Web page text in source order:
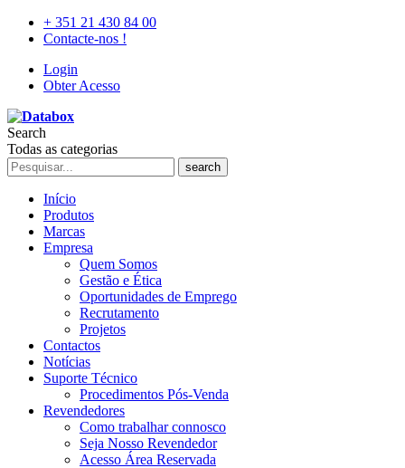
+ 351 21 430 84 00
Contacte-nos !
Login
Obter Acesso
Search
Todas as categorias
search
Início
Produtos
Marcas
Empresa
Quem Somos
Gestão e Ética
Oportunidades de Emprego
Recrutamento
Projetos
Contactos
Notícias
Suporte Técnico
Procedimentos Pós-Venda
Revendedores
Como trabalhar connosco
Seja Nosso Revendedor
Acesso Área Reservada